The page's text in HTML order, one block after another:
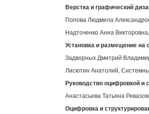
Верстка и графический
Попова Людмила
Надточенко Анна
Установка и размещение на
Задворных Дмитрий
Лисютин Анатолий,
Руководство оцифровкой и
Анастасьева Татьяна
Оцифровка и